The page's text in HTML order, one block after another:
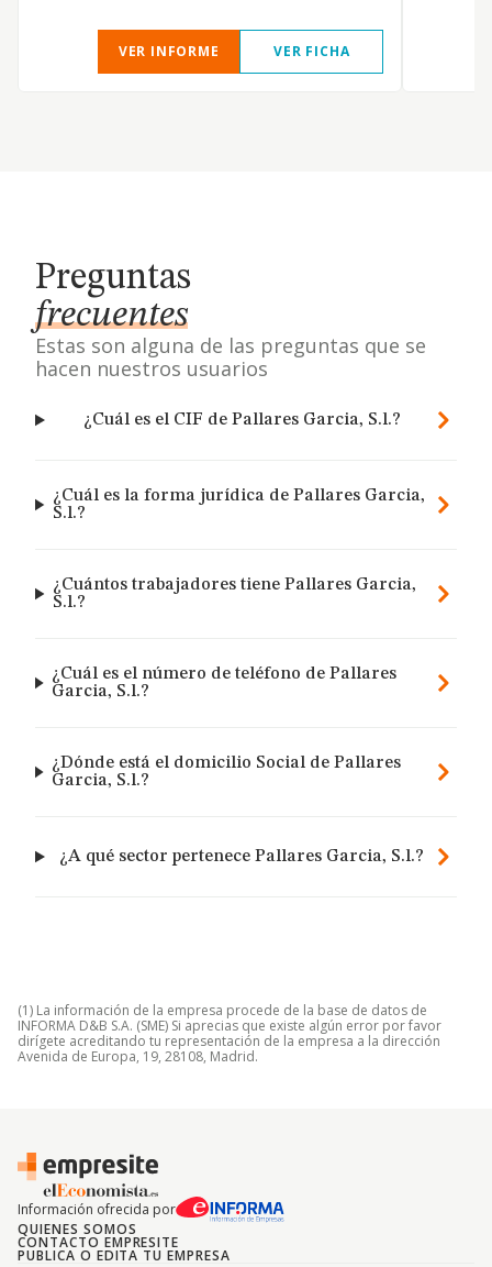
VER INFORME VER FICHA
Preguntas
frecuentes
Estas son alguna de las preguntas que se
hacen nuestros usuarios
¿Cuál es el CIF de Pallares Garcia, S.l.?
¿Cuál es la forma jurídica de Pallares Garcia,
S.l.?
¿Cuántos trabajadores tiene Pallares Garcia,
S.l.?
¿Cuál es el número de teléfono de Pallares
Garcia, S.l.?
¿Dónde está el domicilio Social de Pallares
Garcia, S.l.?
¿A qué sector pertenece Pallares Garcia, S.l.?
(1) La información de la empresa procede de la base de datos de
INFORMA D&B S.A. (SME) Si aprecias que existe algún error por favor
dirígete acreditando tu representación de la empresa a la dirección
Avenida de Europa, 19, 28108, Madrid.
Información ofrecida por
QUIENES SOMOS
CONTACTO EMPRESITE
PUBLICA O EDITA TU EMPRESA